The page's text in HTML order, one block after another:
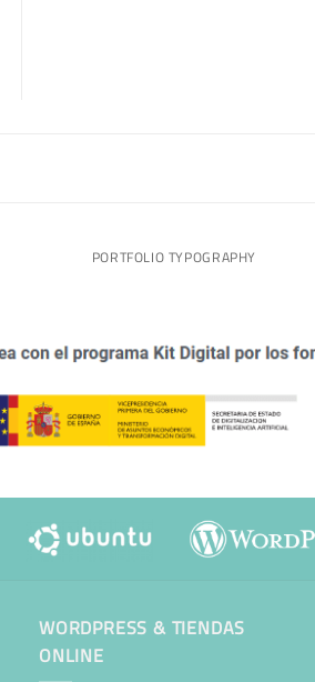
PORTFOLIO TYPOGRAPHY
WORDPRESS & TIENDAS
ONLINE